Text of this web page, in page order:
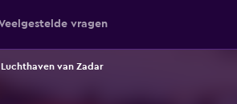
vragen
van Zadar